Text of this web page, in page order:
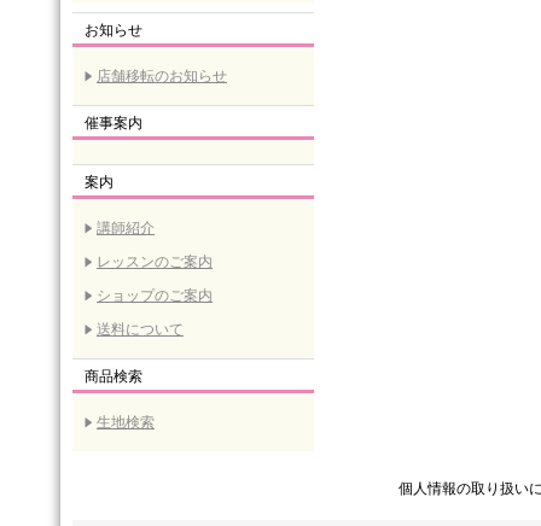
お知らせ
店舗移転のお知らせ
催事案内
案内
講師紹介
レッスンのご案内
ショップのご案内
送料について
商品検索
生地検索
個人情報の取り扱い